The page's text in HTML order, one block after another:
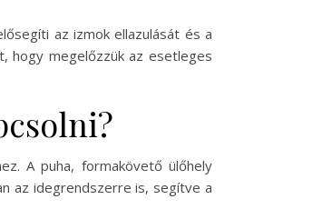
az izmok ellazulását és a
hogy megelőzzük az esetleges
A puha, formakövető ülőhely
az idegrendszerre is, segítve a